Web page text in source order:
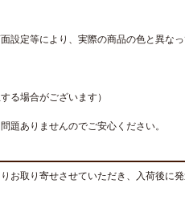
設定等により、実際の商品の色と異な
る場合がございます）
題ありませんのでご安心ください。
お取り寄せさせていただき、入荷後に